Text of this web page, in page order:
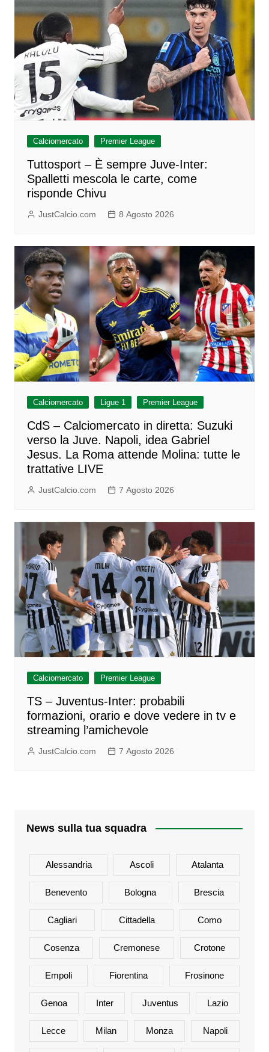
Calciomercato Premier League
Tuttosport – È sempre Juve-Inter:
Spalletti mescola le carte, come
risponde Chivu
JustCalcio.com 8 Agosto 2026
Calciomercato Ligue 1 Premier League
CdS – Calciomercato in diretta: Suzuki
verso la Juve. Napoli, idea Gabriel
Jesus. La Roma attende Molina: tutte le
trattative LIVE
JustCalcio.com 7 Agosto 2026
Calciomercato Premier League
TS – Juventus-Inter: probabili
formazioni, orario e dove vedere in tv e
streaming l’amichevole
JustCalcio.com 7 Agosto 2026
News sulla tua squadra
Alessandria Ascoli Atalanta
Benevento Bologna Brescia
Cagliari Cittadella Como
Cosenza Cremonese Crotone
Empoli Fiorentina Frosinone
Genoa Inter Juventus Lazio
Lecce Milan Monza Napoli